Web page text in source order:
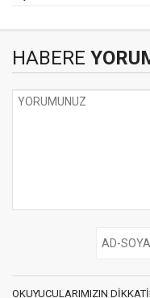
HABERE
OKUYUCULARIMIZIN